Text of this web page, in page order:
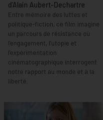
d'Alain Aubert-Dechartre
Entre mémoire des luttes et
politique-fiction, ce film imagine
un parcours de résistance où
l'engagement, l'utopie et
l'expérimentation
cinématographique interrogent
notre rapport au monde et à la
liberté.